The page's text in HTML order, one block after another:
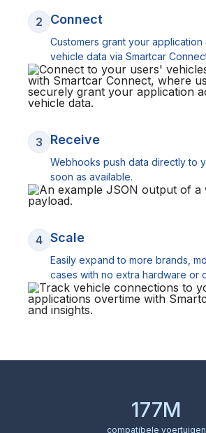
2 Connect
Customers grant your
vehicle data via Smartcar
3 Receive
Webhooks push data directly to
soon as available.
4 Scale
Easily expand to more brands,
cases with no extra hardware or
177M
compatibele voertuigen